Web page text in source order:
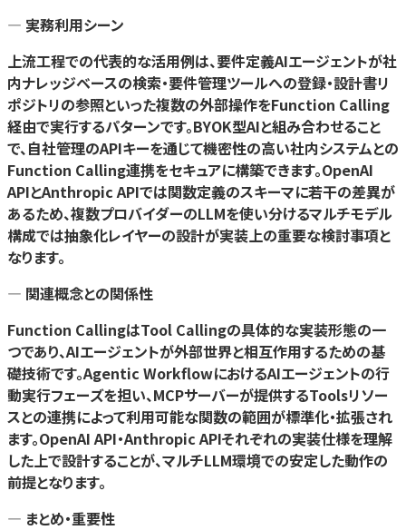
— 実務利用シーン
上流工程での代表的な活用例は、要件定義AIエージェントが社
内ナレッジベースの検索・要件管理ツールへの登録・設計書リ
ポジトリの参照といった複数の外部操作をFunction Calling
経由で実行するパターンです。BYOK型AIと組み合わせること
で、自社管理のAPIキーを通じて機密性の高い社内システムとの
Function Calling連携をセキュアに構築できます。OpenAI
APIとAnthropic APIでは関数定義のスキーマに若干の差異が
あるため、複数プロバイダーのLLMを使い分けるマルチモデル
構成では抽象化レイヤーの設計が実装上の重要な検討事項と
なります。
— 関連概念との関係性
Function CallingはTool Callingの具体的な実装形態の一
つであり、AIエージェントが外部世界と相互作用するための基
礎技術です。Agentic WorkflowにおけるAIエージェントの行
動実行フェーズを担い、MCPサーバーが提供するToolsリソー
スとの連携によって利用可能な関数の範囲が標準化・拡張され
ます。OpenAI API・Anthropic APIそれぞれの実装仕様を理解
した上で設計することが、マルチLLM環境での安定した動作の
前提となります。
— まとめ・重要性